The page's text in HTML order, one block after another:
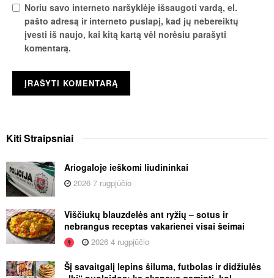
Noriu savo interneto naršyklėje išsaugoti vardą, el.
pašto adresą ir interneto puslapį, kad jų nebereiktų
įvesti iš naujo, kai kitą kartą vėl norėsiu parašyti
komentarą.
KitiStraipsniai
Ariogaloje ieškomi liudininkai
2026 7 rugpjūčio
Viščiukų blauzdelės ant ryžių – sotus ir
nebrangus receptas vakarienei visai šeimai
2026 4 rugpjūčio
Šį savaitgalį lepins šiluma, futbolas ir didžiulės